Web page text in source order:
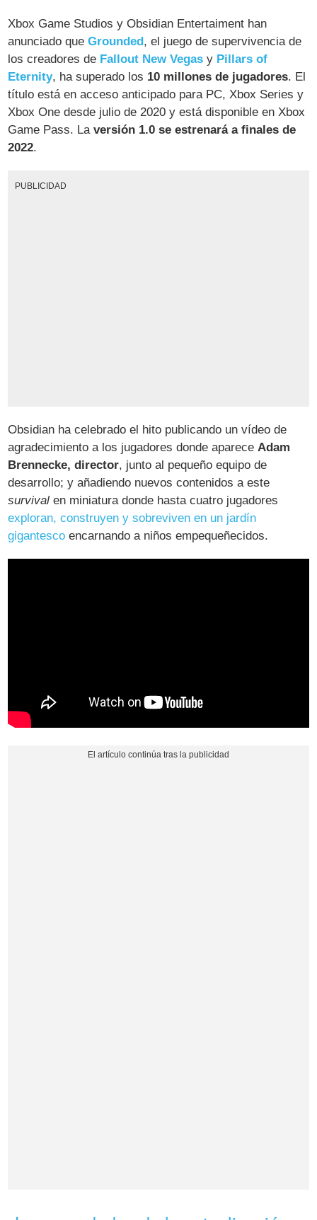
Xbox Game Studios y Obsidian Entertaiment han
anunciado queGrounded, el juego de supervivencia de
los creadores de Fallout New Vegas y Pillars of
Eternity, ha superado los 10 millones de jugadores. El
título está en acceso anticipado para PC, Xbox Series y
Xbox One desde julio de 2020 y está disponible en Xbox
Game Pass. Laversión 1.0 se estrenará a finales de
2022.
PUBLICIDAD
Obsidian ha celebrado el hito publicando un vídeo de
agradecimiento a los jugadores donde apareceAdam
Brennecke, director, junto al pequeño equipo de
desarrollo; y añadiendo nuevos contenidos a este
survival en miniatura donde hasta cuatro jugadores
exploran, construyen y sobreviven en un jardín
gigantesco encarnando a niños empequeñecidos.